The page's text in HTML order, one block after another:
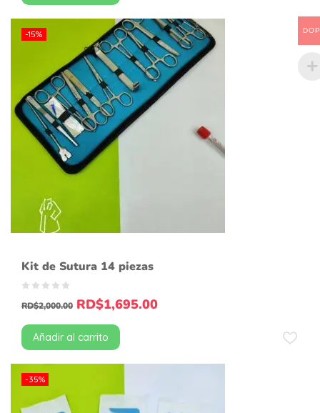
-15%
Kit de Sutura 14 piezas
RD$2,000.00 RD$1,695.00
Añadir al carrito
-35%